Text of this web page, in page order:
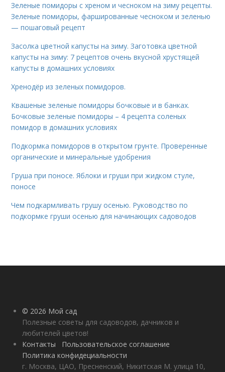
Зеленые помидоры с хреном и чесноком на зиму рецепты.
Зеленые помидоры, фаршированные чесноком и зеленью
— пошаговый рецепт
Засолка цветной капусты на зиму. Заготовка цветной
капусты на зиму: 7 рецептов очень вкусной хрустящей
капусты в домашних условиях
Хренодёр из зеленых помидоров.
Квашеные зеленые помидоры бочковые и в банках.
Бочковые зеленые помидоры – 4 рецепта соленых
помидор в домашних условиях
Подкормка помидоров в открытом грунте. Проверенные
органические и минеральные удобрения
Груша при поносе. Яблоки и груши при жидком стуле,
поносе
Чем подкармливать грушу осенью. Руководство по
подкормке груши осенью для начинающих садоводов
© 2026 Мой сад
Полезные советы для садоводов, дачников и
любителей цветов!
Контакты
Пользовательское соглашение
Политика конфидециальности
г. Москва, ЦАО, Пресненский, Никитская М. улица 10,